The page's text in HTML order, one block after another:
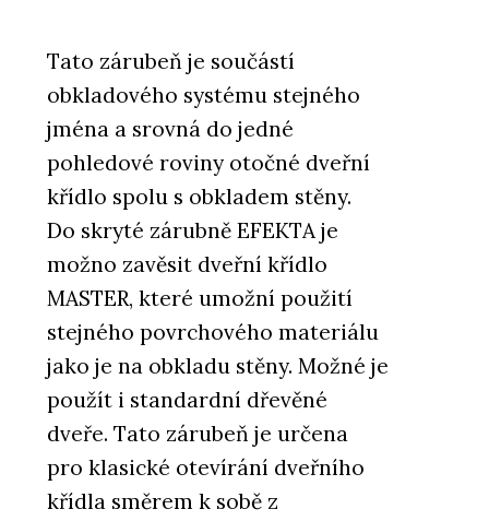
Tato zárubeň je součástí
obkladového systému stejného
jména a srovná do jedné
pohledové roviny otočné dveřní
křídlo spolu s obkladem stěny.
Do skryté zárubně EFEKTA je
možno zavěsit dveřní křídlo
MASTER, které umožní použití
stejného povrchového materiálu
jako je na obkladu stěny. Možné je
použít i standardní dřevěné
dveře. Tato zárubeň je určena
pro klasické otevírání dveřního
křídla směrem k sobě z